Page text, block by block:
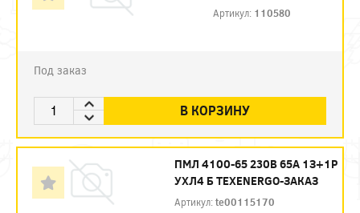
Артикул: 110580
Под заказ
В КОРЗИНУ
ПМЛ 4100-65 230В 65А 1З+1Р
УХЛ4 Б ТЕXENERGO-ЗАКАЗ
Артикул:te00115170